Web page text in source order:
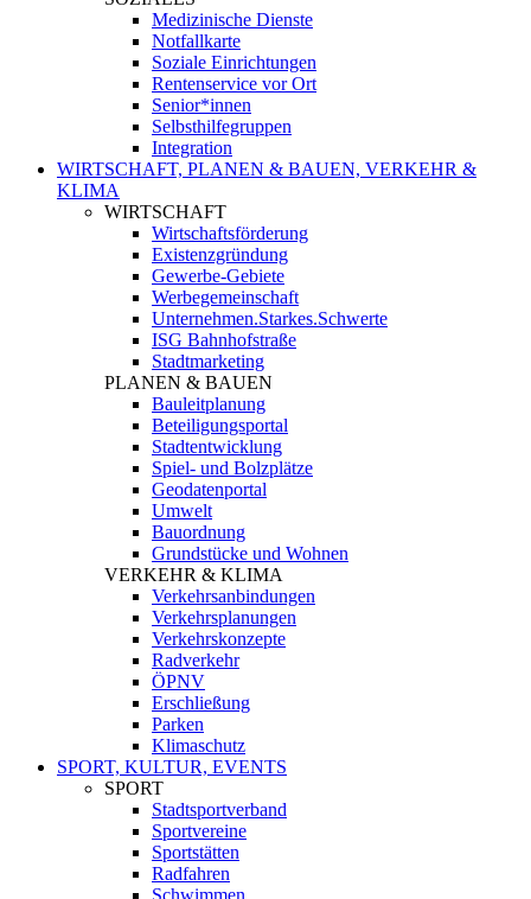
Medizinische Dienste
Notfallkarte
Soziale Einrichtungen
Rentenservice vor Ort
Senior*innen
Selbsthilfegruppen
Integration
WIRTSCHAFT, PLANEN & BAUEN, VERKEHR &
KLIMA
WIRTSCHAFT
Wirtschaftsförderung
Existenzgründung
Gewerbe-Gebiete
Werbegemeinschaft
Unternehmen.Starkes.Schwerte
ISG Bahnhofstraße
Stadtmarketing
PLANEN & BAUEN
Bauleitplanung
Beteiligungsportal
Stadtentwicklung
Spiel- und Bolzplätze
Geodatenportal
Umwelt
Bauordnung
Grundstücke und Wohnen
VERKEHR & KLIMA
Verkehrsanbindungen
Verkehrsplanungen
Verkehrskonzepte
Radverkehr
ÖPNV
Erschließung
Parken
Klimaschutz
SPORT, KULTUR, EVENTS
SPORT
Stadtsportverband
Sportvereine
Sportstätten
Radfahren